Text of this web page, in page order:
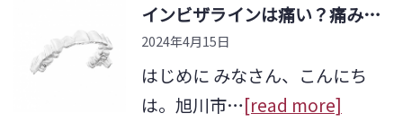
インビザラインは痛い？痛みの原因や対処法を解説！
2024年4月15日
はじめに みなさん、こんにち
は。旭川市…[read more]